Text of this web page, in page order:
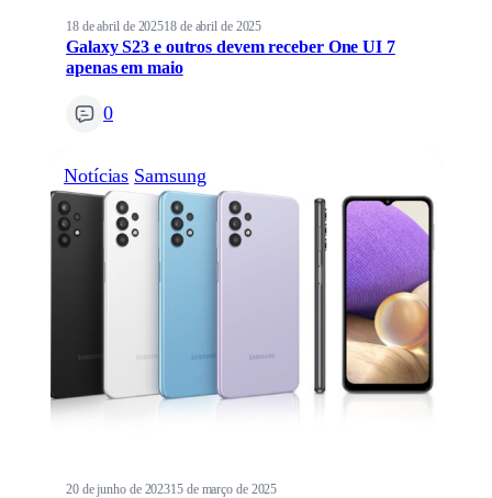
18 de abril de 202518 de abril de 2025
Galaxy S23 e outros devem receber One UI 7
apenas em maio
0
Notícias Samsung
20 de junho de 202315 de março de 2025